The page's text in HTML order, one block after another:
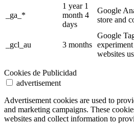
_ga_*
1 year 1
month 4
days
Google
store and
_gcl_au 3 months
Google
websites
Cookies de Publicidad
advertisement
Advertisement cookies are used to
and marketing campaigns. These
websites and collect information to